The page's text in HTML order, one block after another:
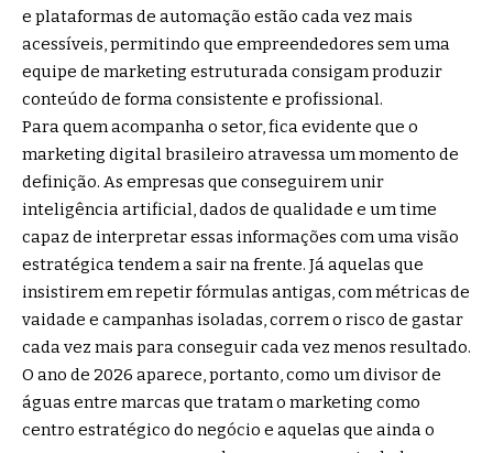
e plataformas de automação estão cada vez mais
acessíveis, permitindo que empreendedores sem uma
equipe de marketing estruturada consigam produzir
conteúdo de forma consistente e profissional.
Para quem acompanha o setor, fica evidente que o
marketing digital brasileiro atravessa um momento de
definição. As empresas que conseguirem unir
inteligência artificial, dados de qualidade e um time
capaz de interpretar essas informações com uma visão
estratégica tendem a sair na frente. Já aquelas que
insistirem em repetir fórmulas antigas, com métricas de
vaidade e campanhas isoladas, correm o risco de gastar
cada vez mais para conseguir cada vez menos resultado.
O ano de 2026 aparece, portanto, como um divisor de
águas entre marcas que tratam o marketing como
centro estratégico do negócio e aquelas que ainda o